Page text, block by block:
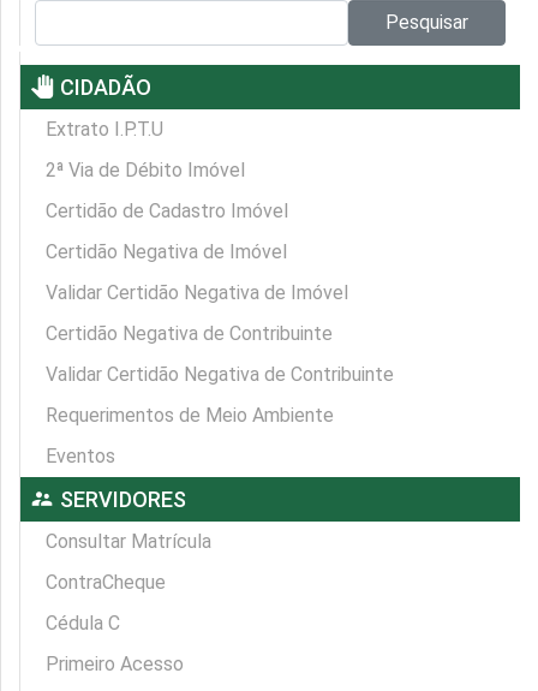
Pesquisar
pan_tool CIDADÃO
Extrato I.P.T.U
2ª Via de Débito Imóvel
Certidão de Cadastro Imóvel
Certidão Negativa de Imóvel
Validar Certidão Negativa de Imóvel
Certidão Negativa de Contribuinte
Validar Certidão Negativa de Contribuinte
Requerimentos de Meio Ambiente
Eventos
supervisor_account SERVIDORES
Consultar Matrícula
ContraCheque
Cédula C
Primeiro Acesso